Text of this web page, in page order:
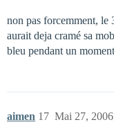
non pas forcemment, le
aurait deja cramé sa
bleu pendant un moment
aimen Mai 27,
17